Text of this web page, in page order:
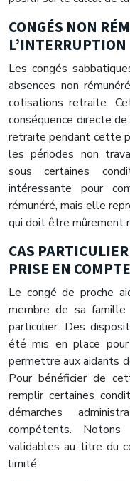
CONGÉS NON
Les congés
absences non
cotisations retraite.
conséquence directe
retraite pendant cette
les périodes non
sous certaines
intéressante pour
rémunéré, mais elle
qui doit être mûrement
CAS
PRISE EN
Le congé de proche
membre de sa
particulier. Des
été mis en place pour
permettre aux aidants
Pour bénéficier de
remplir certaines
démarches
compétents.
validables au titre du
limité.